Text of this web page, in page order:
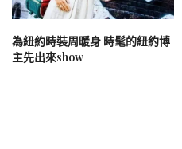
為紐約時裝周暖身 時髦的紐約博
主先出來show